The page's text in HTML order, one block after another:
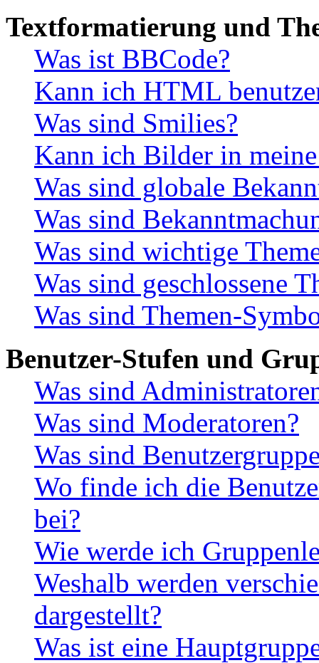
Textformatierung und
Was ist BBCode?
Kann ich HTML
Was sind Smilies?
Kann ich Bilder in
Was sind globale
Was sind
Was sind wichtige
Was sind geschlossene
Was sind Themen-
Benutzer-Stufen und
Was sind
Was sind Moderatoren?
Was sind
Wo finde ich die
bei?
Wie werde ich
Weshalb werden
dargestellt?
Was ist eine